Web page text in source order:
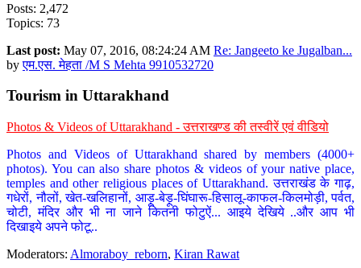
Posts: 2,472
Topics: 73
Last post: May 07, 2016, 08:24:24 AM Re: Jangeeto ke Jugalban...
byएम.एस. मेहता /M S Mehta 9910532720
Tourism in Uttarakhand
Photos & Videos of Uttarakhand - उत्तराखण्ड की तस्वीरें एवं वीडियो
Photos and Videos of Uttarakhand shared by members (4000+
photos). You can also share photos & videos of your native place,
temples and other religious places of Uttarakhand. उत्तराखंड के गाढ़,
गधेरों, नौलों, खेत-खलिहानों, आड़ू-बेड़ू-घिंघारू-हिसालू-काफल-किलमोड़ी, पर्वत,
चोटी, मंदिर और भी ना जाने कितनी फोटुऐं... आइये देखिये ..और आप भी
दिखाइये अपने फोटू..
Moderators: Almoraboy_reborn, Kiran Rawat